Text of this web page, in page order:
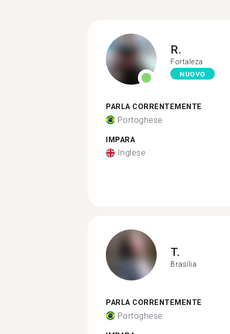
R.
Fortaleza
NUOVO
PARLA CORRENTEMENTE
Portoghese
IMPARA
Inglese
T.
Brasília
PARLA CORRENTEMENTE
Portoghese